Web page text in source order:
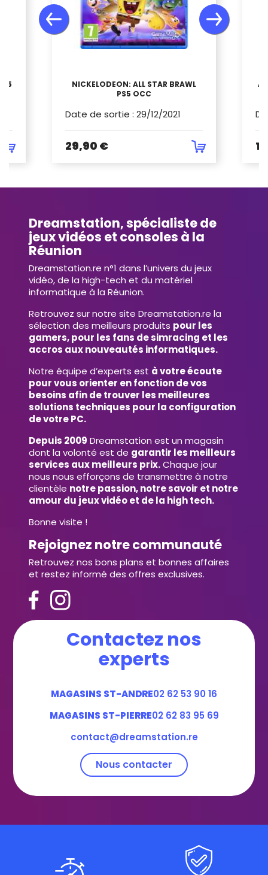
NICKELODEON: ALL STAR BRAWL
PS5 OCC
Date de sortie : 29/12/2021
29,90 €
Dreamstation, spécialiste de
jeux vidéos et consoles à la
Réunion
Dreamstation.re n°1 dans l’univers du jeux
vidéo, de la high-tech et du matériel
informatique à la Réunion.
Retrouvez sur notre site Dreamstation.re la
sélection des meilleurs produits pour les
gamers, pour les fans de simracing et les
accros aux nouveautés informatiques.
Notre équipe d’experts est à votre écoute
pour vous orienter en fonction de vos
besoins afin de trouver les meilleures
solutions techniques pour la configuration
de votre PC.
Depuis 2009 Dreamstation est un magasin
dont la volonté est de garantir les meilleurs
services aux meilleurs prix.Chaque jour
nous nous efforçons de transmettre à notre
clientèle notre passion, notre savoir et notre
amour du jeux vidéo et de la high tech.
Bonne visite !
Rejoignez notre communauté
Retrouvez nos bons plans et bonnes affaires
et restez informé des offres exclusives.
Contactez nos
experts
MAGASINS ST-ANDRE02 62 53 90 16
MAGASINS ST-PIERRE02 62 83 95 69
contact@dreamstation.re
Nous contacter